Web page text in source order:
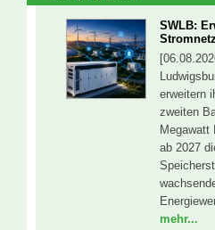
SWLB:
erweitern
zweiten
Megawatt
ab 2027
mehr...